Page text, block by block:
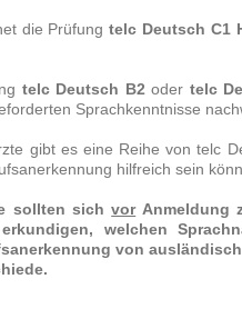
die Prüfungtelc Deutsch C1
telc Deutsch B2oder telc
Sprachkenntnisse
gibt es eine Reihe von telc
hilfreich sein
sollten sichvorAnmeldung
welchen
von